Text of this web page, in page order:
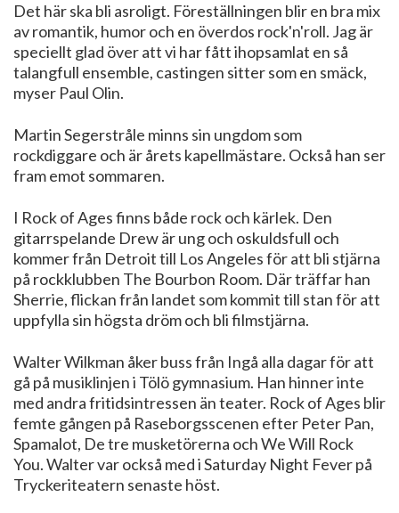
Det här ska bli asroligt. Föreställningen blir en bra mix
av romantik, humor och en överdos rock'n'roll. Jag är
speciellt glad över att vi har fått ihopsamlat en så
talangfull ensemble, castingen sitter som en smäck,
myser Paul Olin.
Martin Segerstråle minns sin ungdom som
rockdiggare och är årets kapellmästare. Också han ser
fram emot sommaren.
I Rock of Ages finns både rock och kärlek. Den
gitarrspelande Drew är ung och oskuldsfull och
kommer från Detroit till Los Angeles för att bli stjärna
på rockklubben The Bourbon Room. Där träffar han
Sherrie, flickan från landet som kommit till stan för att
uppfylla sin högsta dröm och bli filmstjärna.
Walter Wilkman åker buss från Ingå alla dagar för att
gå på musiklinjen i Tölö gymnasium. Han hinner inte
med andra fritidsintressen än teater. Rock of Ages blir
femte gången på Raseborgsscenen efter Peter Pan,
Spamalot, De tre musketörerna och We Will Rock
You. Walter var också med i Saturday Night Fever på
Tryckeriteatern senaste höst.